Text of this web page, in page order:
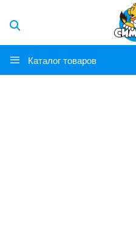
Каталог товаров